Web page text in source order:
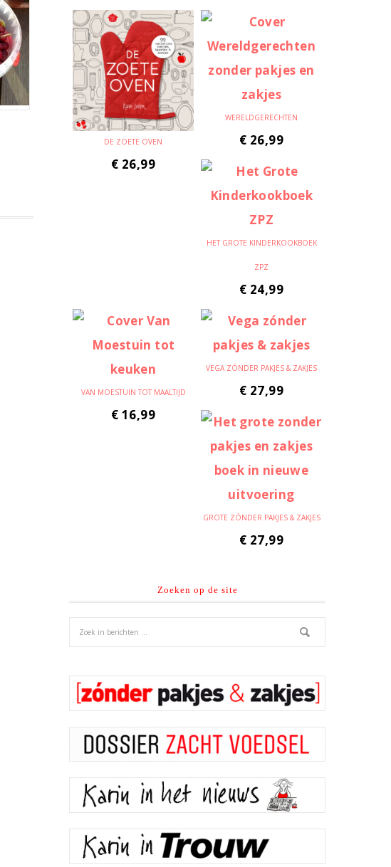
DE ZOETE OVEN
€ 26,99
WERELDGERECHTEN
€ 26,99
HET GROTE KINDERKOOKBOEK
ZPZ
€ 24,99
VAN MOESTUIN TOT MAALTIJD
€ 16,99
VEGA ZÓNDER PAKJES & ZAKJES
€ 27,99
GROTE ZÓNDER PAKJES & ZAKJES
€ 27,99
Zoeken op de site